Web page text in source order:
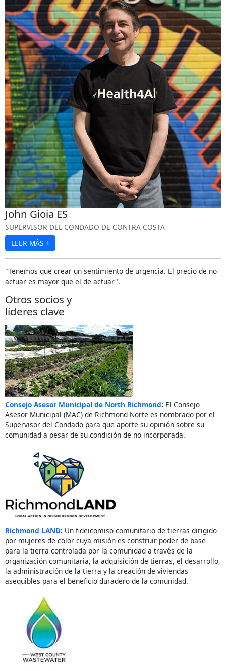
John Gioia ES
SUPERVISOR DEL CONDADO DE CONTRA COSTA
LEER MÁS +
"Tenemos que crear un sentimiento de urgencia. El precio de no
actuar es mayor que el de actuar".
Otros socios y
líderes clave
Consejo Asesor Municipal de North Richmond: El Consejo
Asesor Municipal (MAC) de Richmond Norte es nombrado por el
Supervisor del Condado para que aporte su opinión sobre su
comunidad a pesar de su condición de no incorporada.
Richmond LAND: Un fideicomiso comunitario de tierras dirigido
por mujeres de color cuya misión es construir poder de base
para la tierra controlada por la comunidad a través de la
organización comunitaria, la adquisición de tierras, el desarrollo,
la administración de la tierra y la creación de viviendas
asequibles para el beneficio duradero de la comunidad.